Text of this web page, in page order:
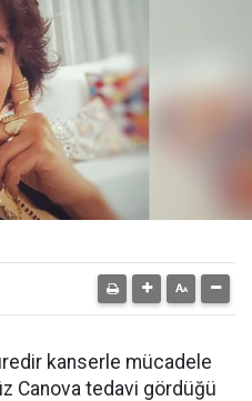
kanserle mücadele
Canova tedavi gördüğü